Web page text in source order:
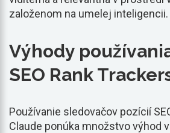
založenom na umelej inteligencii.
Výhody
SEO Rank
Používanie sledovačov pozícií
Claude ponúka množstvo výhod